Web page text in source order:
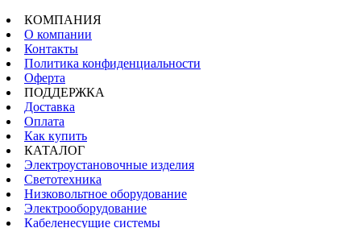
КОМПАНИЯ
О компании
Контакты
Политика конфиденциальности
Оферта
ПОДДЕРЖКА
Доставка
Оплата
Как купить
КАТАЛОГ
Электроустановочные изделия
Светотехника
Низковольтное оборудование
Электрооборудование
Кабеленесущие системы